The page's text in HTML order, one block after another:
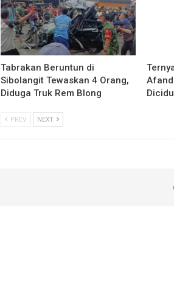
Tabrakan Beruntun di
Sibolangit Tewaskan 4 Orang,
Diduga Truk Rem Blong
PREV NEXT